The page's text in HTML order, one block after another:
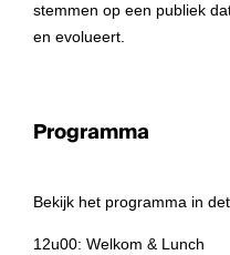
stemmen op een publiek
en evolueert.
Programma
Bekijk het programma in
12u00: Welkom & Lunch